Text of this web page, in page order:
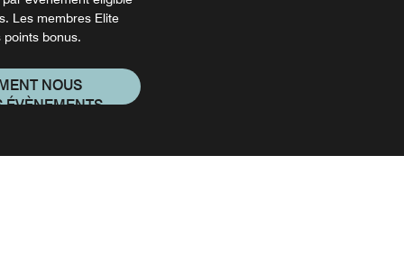
Les membres Elite
points bonus.
NOUS
ÉVÈNEMENTS